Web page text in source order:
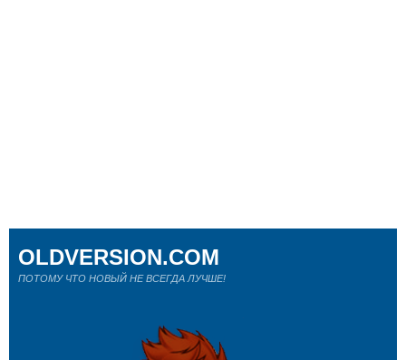
OLDVERSION.COM
ПОТОМУ ЧТО НОВЫЙ НЕ ВСЕГДА ЛУЧШЕ!